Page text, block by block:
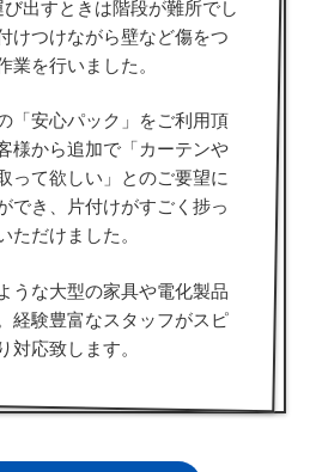
出すときは階段が難所でし
けつけながら壁など傷をつ
業を行いました。
「安心パック」をご利用頂
様から追加で「カーテンや
って欲しい」とのご要望に
でき、片付けがすごく捗っ
ただけました。
うな大型の家具や電化製品
経験豊富なスタッフがスピ
対応致します。